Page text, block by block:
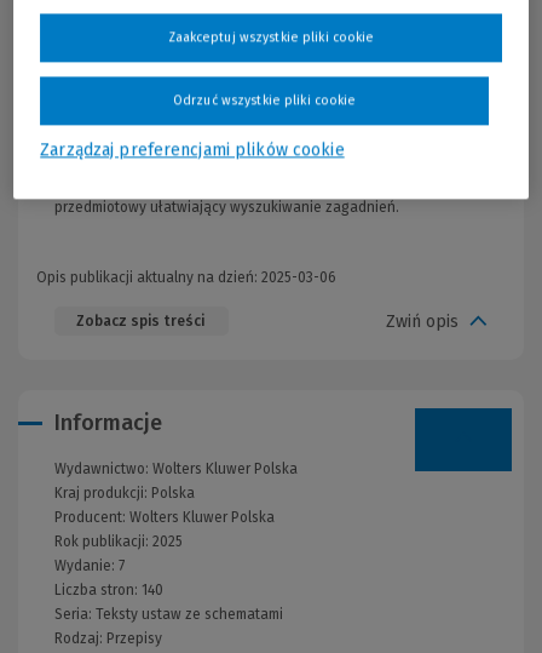
państwie.
Schematy do Konstytucji przedstawiają w formie
oraz powiązania między poszczególnymi unormowaniami.
Artykuły Konstytucji zostały opatrzone tytułami
przedmiotowy ułatwiający wyszukiwanie zagadnień.
Opis publikacji aktualny na dzień: 2025-03-06
Zobacz spis treści Zwiń opis
Informacje
Wydawnictwo: Wolters Kluwer Polska
Kraj produkcji: Polska
Producent: Wolters Kluwer Polska
Rok publikacji: 2025
Wydanie: 7
Liczba stron: 140
Seria: Teksty ustaw ze schematami
Rodzaj: Przepisy
Zarządzaj preferencjami plików cookie
Odrzuć wszystkie pliki cookie
Zaakceptuj wszystkie pliki cookie